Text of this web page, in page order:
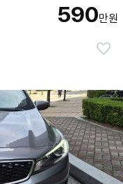
590만원